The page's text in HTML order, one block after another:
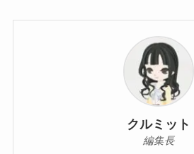
クルミット
編集長